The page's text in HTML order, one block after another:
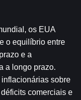
os EUA
o equilíbrio entre
e a
a longo prazo.
sobre
comerciais e